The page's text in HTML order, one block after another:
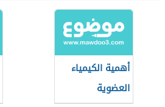
أهمية الكيمياء
العضوية